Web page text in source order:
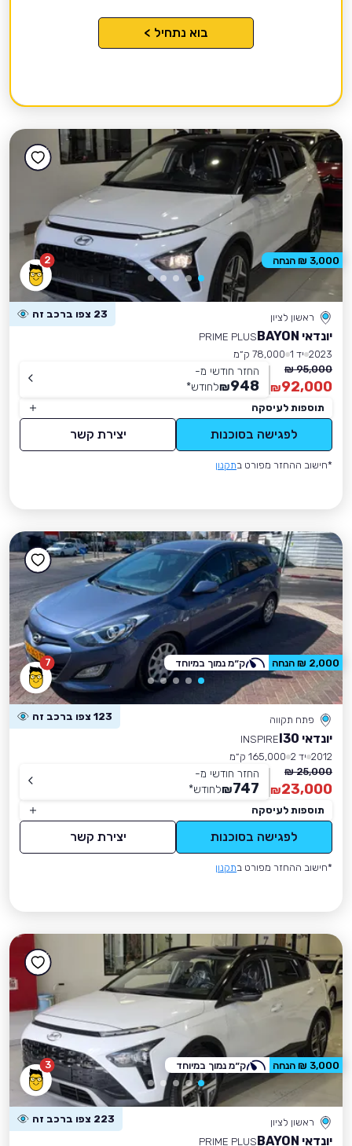
בוא נתחיל >
2
ראשון לציון 23 צפו ברכב זה
יונדאי BAYON
PRIME PLUS
2023 יד 1
78,000 ק״מ
95,000 ₪
92,000
₪
החזר חודשי מ-
948
₪לחודש*
תוספות לעיסקה
לפגישה בסוכנות יצירת קשר
*חישוב ההחזר מפורט בתקנון
3,000 ₪ הנחה
7
פתח תקווה 123 צפו ברכב זה
יונדאי I30
INSPIRE
2012 יד 2
165,000 ק״מ
25,000 ₪
23,000
₪
החזר חודשי מ-
747
₪לחודש*
תוספות לעיסקה
לפגישה בסוכנות יצירת קשר
*חישוב ההחזר מפורט בתקנון
2,000 ₪ הנחה ק״מ נמוך במיוחד
3
ראשון לציון 223 צפו ברכב זה
יונדאי BAYON
PRIME PLUS
3,000 ₪ הנחה ק״מ נמוך במיוחד